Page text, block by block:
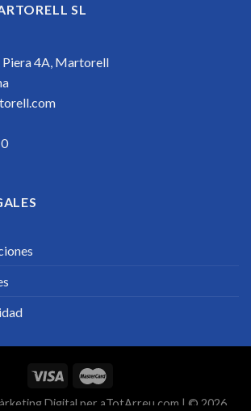
SL
4A, Martorell
Digital per aTotArreu.com | © 2026